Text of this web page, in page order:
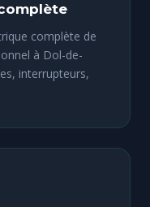
complète de
à Dol-de-
interrupteurs,